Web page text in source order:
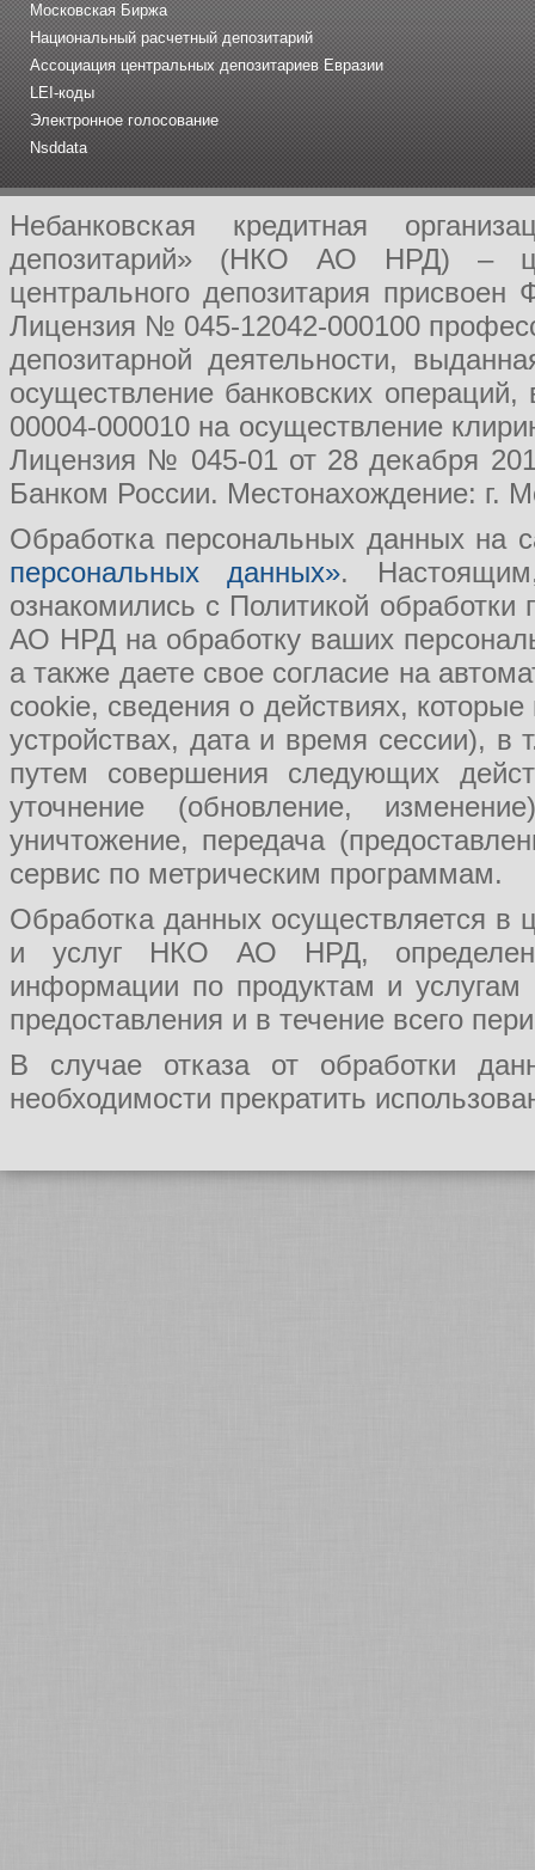
Московская Биржа
Национальный расчетный депозитарий
Ассоциация центральных депозитариев Евразии
LEI-коды
Электронное голосование
Nsddata
Небанковская кредитная
депозитарий» (НКО АО НРД) –
центрального депозитария
Лицензия № 045-12042-000100
депозитарной деятельности,
осуществление банковских
00004-000010 на осуществление
Лицензия № 045-01 от 28 декабря
Банком России. Местонахождение: г.
Обработка персональных данных на
персональных данных».
ознакомились с Политикой
АО НРД на обработку ваших
а также даете свое согласие на
cookie, сведения о действиях,
устройствах, дата и время сессии), в
путем совершения следующих
уточнение (обновление,
уничтожение, передача
сервис по метрическим программам.
Обработка данных осуществляется в
и услуг НКО АО НРД, определения
информации по продуктам и
предоставления и в течение всего
В случае отказа от обработки
необходимости прекратить